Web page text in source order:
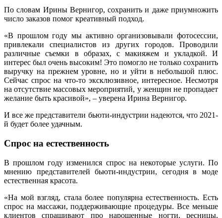
По словам Ирины Вернигор, сохранить и даже приумножить
число заказов помог креативный подход.
«В прошлом году мы активно организовывали фотосессии,
привлекали специалистов из других городов. Проводили
различные съемки в образах, с макияжем и укладкой. И
интерес был очень высоким! Это помогло не только сохранить
выручку на прежнем уровне, но и уйти в небольшой плюс.
Сейчас спрос на что-то эксклюзивное, интересное. Несмотря
на отсутствие массовых мероприятий, у женщин не пропадает
желание быть красивой», – уверена Ирина Вернигор.
И все же представители бьюти-индустрии надеются, что 2021-
й будет более удачным.
Спрос на естественность
В прошлом году изменился спрос на некоторые услуги. По
мнению представителей бьюти-индустрии, сегодня в моде
естественная красота.
«На мой взгляд, стала более популярна естественность. Есть
спрос на массажи, поддерживающие процедуры. Все меньше
клиентов спрашивают про нарощенные ногти, ресницы,